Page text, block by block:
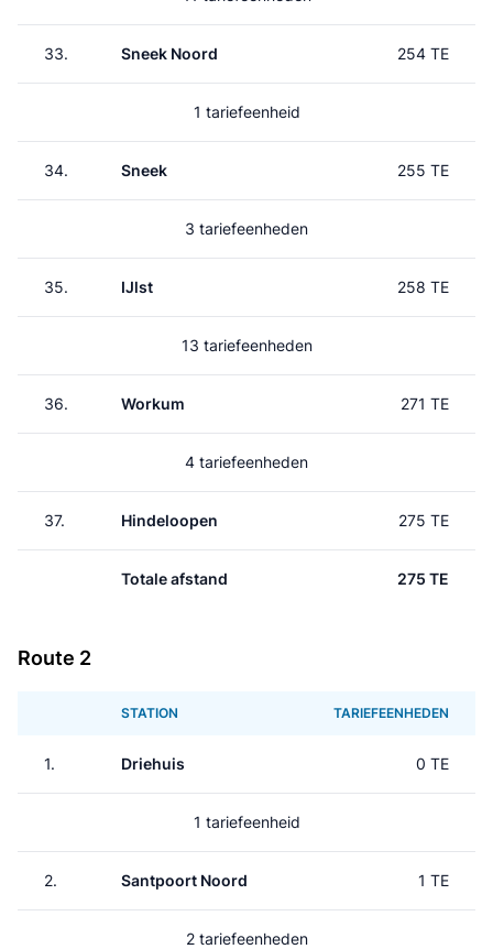
33. Sneek Noord 254 TE
1 tariefeenheid
34. Sneek 255 TE
3 tariefeenheden
35. IJlst 258 TE
13 tariefeenheden
36. Workum 271 TE
4 tariefeenheden
37. Hindeloopen 275 TE
Totale afstand 275 TE
Route 2
STATION TARIEFEENHEDEN
1. Driehuis 0 TE
1 tariefeenheid
2. Santpoort Noord 1 TE
2 tariefeenheden